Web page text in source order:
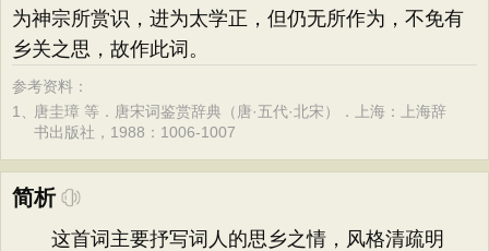
为神宗所赏识，进为太学正，但仍无所作为，不免有
乡关之思，故作此词。
参考资料：
1、 唐圭璋 等．唐宋词鉴赏辞典（唐·五代·北宋）．上海：上海辞
书出版社，1988：1006-1007
简析
这首词主要抒写词人的思乡之情，风格清疏明